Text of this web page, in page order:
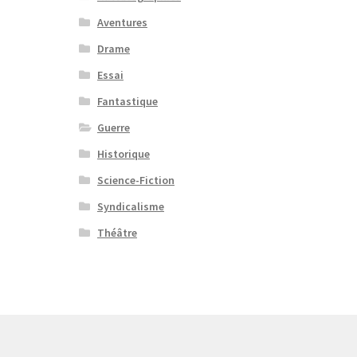
Aventures
Drame
Essai
Fantastique
Guerre
Historique
Science-Fiction
Syndicalisme
Théâtre